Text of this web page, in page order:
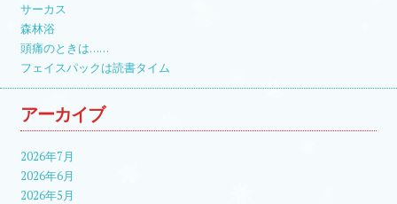
サーカス
森林浴
頭痛のときは……
フェイスパックは読書タイム
アーカイブ
2026年7月
2026年6月
2026年5月